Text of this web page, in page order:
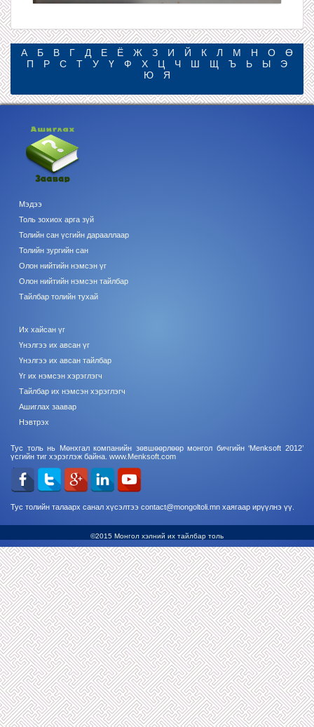
А Б В Г Д Е Ё Ж З И Й К Л М Н О
Ө
П
Р С Т У Ү Ф Х Ц Ч Ш Щ Ъ Ь Ы
Э
Ю
Я
Мэдээ
Толь зохиох арга зүй
Толийн сан үсгийн дарааллаар
Толийн зургийн сан
Олон нийтийн нэмсэн үг
Олон нийтийн нэмсэн тайлбар
Тайлбар толийн тухай
Их хайсан үг
Үнэлгээ их авсан үг
Үнэлгээ их авсан тайлбар
Үг их нэмсэн хэрэглэгч
Тайлбар их нэмсэн хэрэглэгч
Ашиглах заавар
Нэвтрэх
Тус толь нь Мөнхгал компанийн зөвшөөрлөөр монгол бичгийн ‘Menksoft 2012’
үсгийн тиг хэрэглэж байна. www.Menksoft.com
Тус толийн талаарх санал хүсэлтээ contact@mongoltoli.mn хаягаар ирүүлнэ үү.
©2015 Монгол хэлний их тайлбар толь